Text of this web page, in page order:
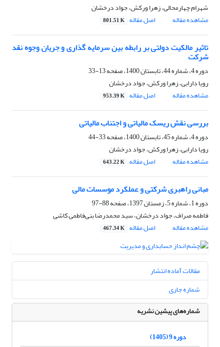
شهرام چهارمحالی، زهرا ورکش، جواد درخشان
مشاهده مقاله
اصل مقاله 801.51 K
تاثیر مالکیت دولتی بر رابطه بین سرمایه گذاری و جریان وجوه نقد
شرکت
دوره 4، شماره 44، تابستان 1400، صفحه
13-33
رویا دارابی، زهرا ورکش، جواد درخشان
مشاهده مقاله
اصل مقاله 953.39 K
بررسی نقش ریسک مالیاتی و اجتناب مالیاتی
دوره 4، شماره 45، تابستان 1400، صفحه
33-44
رویا دارابی، زهرا ورکش، جواد درخشان
مشاهده مقاله
اصل مقاله 643.22 K
مبانی راهبری شرکتی و عملکرد موسسات مالی
دوره 1، شماره 5، زمستان 1397، صفحه
88-97
فاطمه صراف، جواد درخشان، سید محمدرضا بنی‌فاطمی کاشی
مشاهده مقاله
اصل مقاله 467.34 K
مقالات آماده انتشار
شماره جاری
شماره‌های پیشین نشریه
دوره 9 (1405)